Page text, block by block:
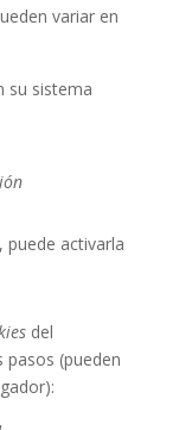
variar en
su sistema
puede activarla
del
(pueden